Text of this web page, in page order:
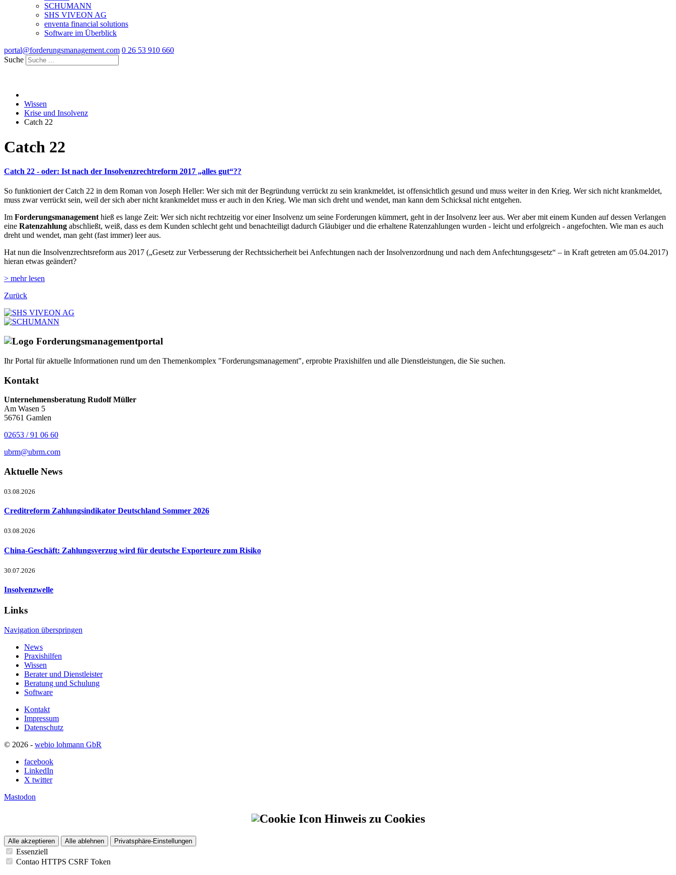
SCHUMANN
SHS VIVEON AG
enventa financial solutions
Software im Überblick
portal@forderungsmanagement.com 0 26 53 910 660
Suche
Wissen
Krise und Insolvenz
Catch 22
Catch 22
Catch 22 - oder: Ist nach der Insolvenzrechtreform 2017 „alles gut“??
So funktioniert der Catch 22 in dem Roman von Joseph Heller: Wer sich mit der Begründung verrückt zu sein krankmeldet, ist offensichtlich gesund und muss weiter in den Krieg. Wer sich nicht krankmeldet,
muss zwar verrückt sein, weil der sich aber nicht krankmeldet muss er auch in den Krieg. Wie man sich dreht und wendet, man kann dem Schicksal nicht entgehen.
Im Forderungsmanagementhieß es lange Zeit: Wer sich nicht rechtzeitig vor einer Insolvenz um seine Forderungen kümmert, geht in der Insolvenz leer aus. Wer aber mit einem Kunden auf dessen Verlangen
eine Ratenzahlung abschließt, weiß, dass es dem Kunden schlecht geht und benachteiligt dadurch Gläubiger und die erhaltene Ratenzahlungen wurden - leicht und erfolgreich - angefochten. Wie man es auch
dreht und wendet, man geht (fast immer) leer aus.
Hat nun die Insolvenzrechtsreform aus 2017 („Gesetz zur Verbesserung der Rechtssicherheit bei Anfechtungen nach der Insolvenzordnung und nach dem Anfechtungsgesetz“ – in Kraft getreten am 05.04.2017)
hieran etwas geändert?
> mehr lesen
Zurück
Ihr Portal für aktuelle Informationen rund um den Themenkomplex "Forderungsmanagement", erprobte Praxishilfen und alle Dienstleistungen, die Sie suchen.
Kontakt
Unternehmensberatung Rudolf Müller
Am Wasen 5
56761 Gamlen
02653 / 91 06 60
ubrm@ubrm.com
Aktuelle News
03.08.2026
Creditreform Zahlungsindikator Deutschland Sommer 2026
03.08.2026
China-Geschäft: Zahlungsverzug wird für deutsche Exporteure zum Risiko
30.07.2026
Insolvenzwelle
Links
Navigation überspringen
News
Praxishilfen
Wissen
Berater und Dienstleister
Beratung und Schulung
Software
Kontakt
Impressum
Datenschutz
© 2026 - webio lohmann GbR
facebook
LinkedIn
X twitter
Mastodon
Hinweis zu Cookies
Alle akzeptieren Alle ablehnen Privatsphäre-Einstellungen
Essenziell
Contao HTTPS CSRF Token